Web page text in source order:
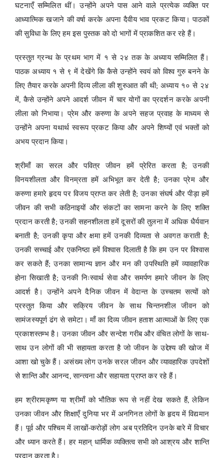
घटनाएँ सम्मिलित थीं। उन्होंने अपने पास आने वाले प्रत्येक व्यक्ति पर
आध्यात्मिक खजाने की वर्षा करके अपना दैवीय भाव प्रकट किया। पाठकों
की सुविधा के लिए हम इस पुस्तक को दो भागों में प्राकशित कर रहे हैं।
प्रस्तुत ग्रन्थ के प्रथम भाग में १ से २४ तक के अध्याय सम्मिलित हैं।
पाठक अध्याय १ से ९ में देखेंगे कि कैसे उन्होंने स्वयं को विश्व गुरु बनने के
लिए तैयार करके अपनी दिव्य लीला की शुरुआत की थी; अध्याय १० से २४
में, कैसे उन्होंने अपने आदर्श जीवन में चार योगों का प्रदर्शन करके अपनी
लीला को निभाया। प्रेम और करुणा के अपने सहज प्रवाह के माध्यम से
उन्होंने अपना यथार्थ स्वरूप प्रकट किया और अपने शिष्यों एवं भक्तों को
अभय प्रदान किया।
श्रीमाँ का सरल और पवित्र जीवन हमें प्रेरित करता है; उनकी
विनयशीलता और विनम्रता हमें अभिभूत कर देती है; उनका प्रेम और
करुणा हमारे हृदय पर विजय प्राप्त कर लेती है; उनका संघर्ष और पीड़ा हमें
जीवन की सभी कठिनाइयों और संकटों का सामना करने के लिए शक्ति
प्रदान करती है; उनकी सहनशीलता हमें दूसरों की तुलना में अधिक धैर्यवान
बनाती है; उनकी कृपा और क्षमा हमें उनकी दिव्यता से अवगत कराती है;
उनकी सच्चाई और एकनिष्ठा हमें विश्वास दिलाती है कि हम उन पर विश्वास
कर सकते हैं; उनका सामान्य ज्ञान और मन की उपस्थिति हमें व्यावहारिक
होना सिखाती है; उनकी निःस्वार्थ सेवा और समर्पण हमारे जीवन के लिए
आदर्श है। उन्होंने अपने दैनिक जीवन में वेदान्त के उच्चतम सत्यों को
प्रस्तुत किया और सक्रिय जीवन के साथ चिन्तनशील जीवन को
सामंजस्यपूर्ण ढंग से समेटा। माँ का दिव्य जीवन हताश आत्माओं के लिए एक
प्रकाशस्तम्भ है। उनका जीवन और सन्देश गरीब और वंचित लोगों के साथ-
साथ उन लोगों की भी सहायता करता है जो जीवन के उद्देश्य की खोज में
आशा खो चुके हैं। असंख्य लोग उनके सरल जीवन और व्यावहारिक उपदेशों
से शान्ति और आनन्द, सान्त्वना और सहायता प्राप्त कर रहे हैं।
हम श्रीरामकृष्ण या श्रीमाँ को भौतिक रूप से नहीं देख सकते हैं, लेकिन
उनका जीवन और शिक्षाएँ दुनिया भर में अनगिनत लोगों के हृदय में विद्यमान
हैं। पूर्व और पश्चिम में लाखों-करोड़ों लोग अब प्रतिदिन उनके बारे में विचार
और ध्यान करते हैं। हर महान् धार्मिक व्यक्तित्व सभी को आश्रय और शान्ति
प्रदान करता है।